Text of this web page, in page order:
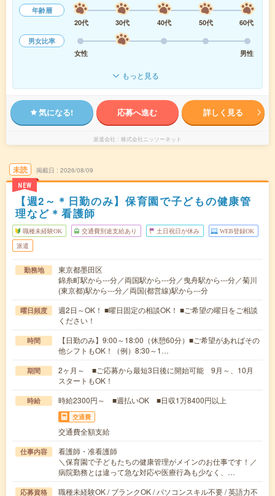
年齢層
20代
30代 40代 50代
60代
男女比率
女性
男性
もっと見る
気になる! 応募へ進む 詳しく見る
派遣会社 株式会社ニッソーネット
未読
NEW
掲載日 2026/08/09
【週2～＊日勤のみ】保育園で子どもの健康管
理など＊看護師
職種未経験OK 交通費別途支給あり 土日祝日が休み WEB登録OK
派遣
勤務地
東京都墨田区
錦糸町駅から---分／両国駅から---分／曳舟駅から---分／菊川
(東京都)駅から---分／両国(都営線)駅から---分
曜日頻度
週2日～OK！ ■曜日固定の相談OK！ ■ご希望の曜日をご相談
ください！
時間
【日勤のみ】9:00～18:00（休憩60分）■ご希望があればその
他シフトもOK！（例）8:30～1…
期間
2ヶ月～ ■ご応募から最短3日後に開始可能 9月～、10月
スタートもOK！
時給 時給2300円～ ■週払いOK ■日収1万8400円以上
交通費
交通費全額支給
仕事内容
看護師・准看護師
＼保育園で子どもたちの健康管理がメインのお仕事です！／
病院勤務とは違って急な対応や医療行為も少なく、…
応募資格 職種未経験OK / ブランクOK / パソコンスキル不要 / 英語力不